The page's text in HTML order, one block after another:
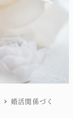
婚活関係づく